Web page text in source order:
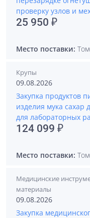
проверку узлов и
25 950 ₽
Место поставки:
Крупы
09.08.2026
Закупка продуктов
изделия мука сахар
для лабораторных
124 099 ₽
Место поставки:
Медицинские
материалы
09.08.2026
Закупка